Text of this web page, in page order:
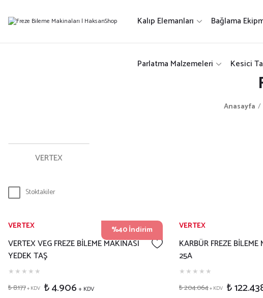
Kalıp Elemanları Bağlama
Parlatma Malzemeleri Kesici
Anasayfa
VERTEX
Stoktakiler
%40 İndirim
VERTEX
VERTEX VEG FREZE BİLEME MAKİNASI
YEDEK TAŞ
₺ 8.177+ KDV ₺ 4.906 + KDV
VERTEX
KARBÜR FREZE
25A
₺ 204.064+ KDV ₺